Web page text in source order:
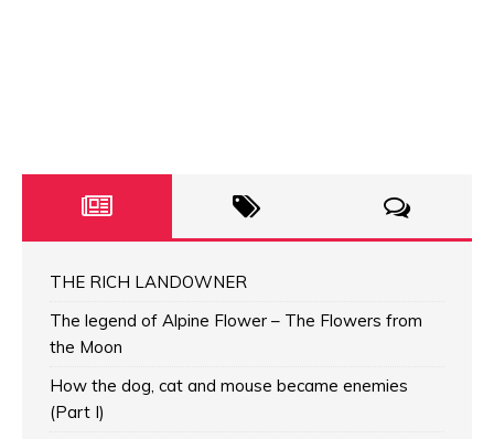
THE RICH LANDOWNER
The legend of Alpine Flower – The Flowers from
the Moon
How the dog, cat and mouse became enemies
(Part I)